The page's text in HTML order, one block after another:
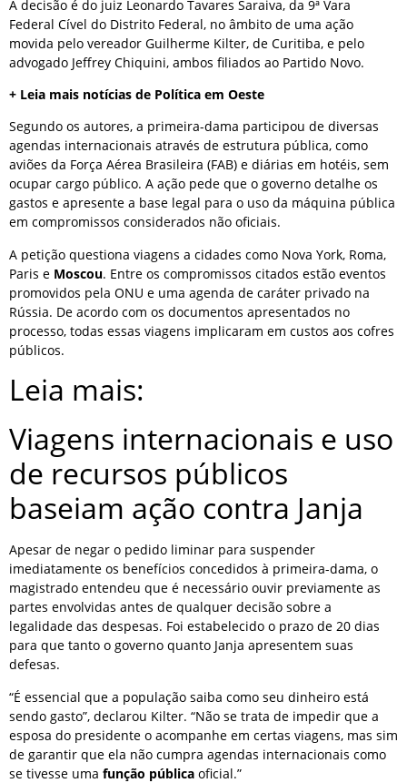
A decisão é do juiz Leonardo Tavares Saraiva, da 9ª Vara
Federal Cível do Distrito Federal, no âmbito de uma ação
movida pelo vereador Guilherme Kilter, de Curitiba, e pelo
advogado Jeffrey Chiquini, ambos filiados ao Partido Novo.
+ Leia mais notícias de Política em Oeste
Segundo os autores, a primeira-dama participou de diversas
agendas internacionais através de estrutura pública, como
aviões da Força Aérea Brasileira (FAB) e diárias em hotéis, sem
ocupar cargo público. A ação pede que o governo detalhe os
gastos e apresente a base legal para o uso da máquina pública
em compromissos considerados não oficiais.
A petição questiona viagens a cidades como Nova York, Roma,
Paris e Moscou. Entre os compromissos citados estão eventos
promovidos pela ONU e uma agenda de caráter privado na
Rússia. De acordo com os documentos apresentados no
processo, todas essas viagens implicaram em custos aos cofres
públicos.
Leia mais:
Viagens internacionais e uso
de recursos públicos
baseiam ação contra Janja
Apesar de negar o pedido liminar para suspender
imediatamente os benefícios concedidos à primeira-dama, o
magistrado entendeu que é necessário ouvir previamente as
partes envolvidas antes de qualquer decisão sobre a
legalidade das despesas. Foi estabelecido o prazo de 20 dias
para que tanto o governo quanto Janja apresentem suas
defesas.
“É essencial que a população saiba como seu dinheiro está
sendo gasto”, declarou Kilter. “Não se trata de impedir que a
esposa do presidente o acompanhe em certas viagens, mas sim
de garantir que ela não cumpra agendas internacionais como
se tivesse uma função pública oficial.”